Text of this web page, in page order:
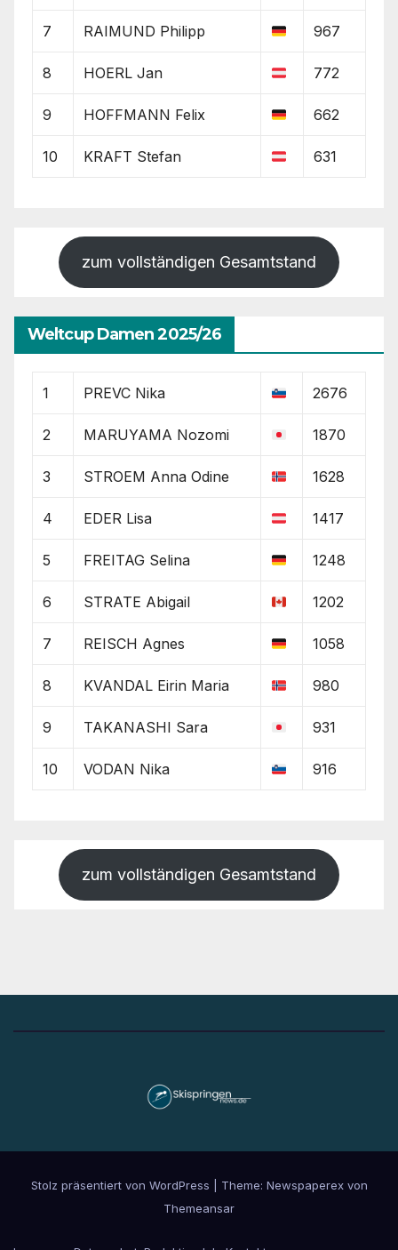
7 RAIMUND Philipp 967
8 HOERL Jan 772
9 HOFFMANN Felix 662
10 KRAFT Stefan 631
zum vollständigen Gesamtstand
Weltcup Damen 2025/26
1 PREVC Nika 2676
2 MARUYAMA Nozomi 1870
3 STROEM Anna Odine 1628
4 EDER Lisa 1417
5 FREITAG Selina 1248
6 STRATE Abigail 1202
7 REISCH Agnes 1058
8 KVANDAL Eirin Maria 980
9 TAKANASHI Sara 931
10 VODAN Nika 916
zum vollständigen Gesamtstand
Stolz präsentiert von WordPress
Theme: Newspaperex von
Themeansar